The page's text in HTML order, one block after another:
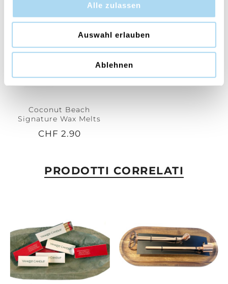
Alle zulassen
Auswahl erlauben
Ablehnen
Coconut Beach
Signature Wax Melts
CHF 2.90
PRODOTTI CORRELATI